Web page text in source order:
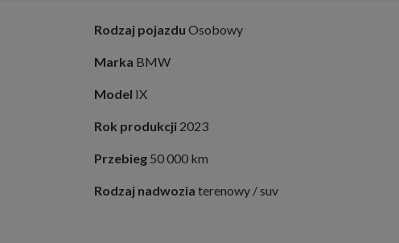
Rodzaj pojazdu Osobowy
Marka BMW
Model IX
Rok produkcji 2023
Przebieg 50 000 km
Rodzaj nadwozia terenowy / suv